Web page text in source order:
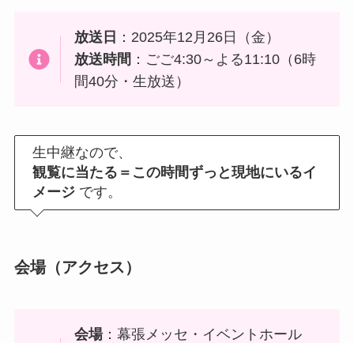
放送日 ：2025年12月26日（金）
放送時間 ：ごご4:30～よる11:10（6時
間40分・生放送）
生中継なので、
観覧に当たる＝この時間ずっと現地にいるイ
メージ です。
会場（アクセス）
会場：幕張メッセ・イベントホール